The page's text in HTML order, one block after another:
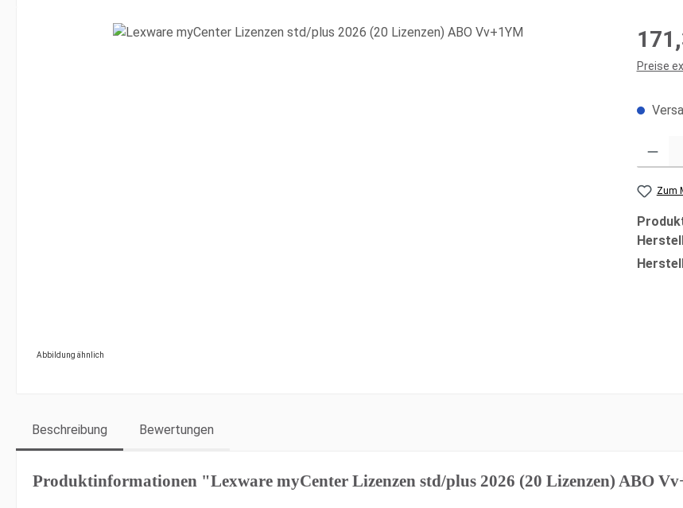
Bildergalerie überspringen
Abbildung ähnlich
Preise
Zum
Beschreibung Bewertungen
Produktinformationen "Lexware myCenter Lizenzen std/plus 2026 (20 Lizenzen) ABO